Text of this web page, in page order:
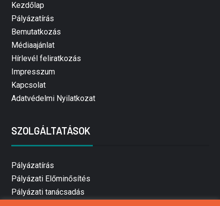
Kezdőlap
Pályázatírás
Bemutatkozás
Médiaajánlat
Hírlevél feliratkozás
Impresszum
Kapcsolat
Adatvédelmi Nyilatkozat
SZOLGÁLTATÁSOK
Pályázatírás
Pályázati Előminősítés
Pályázati tanácsadás